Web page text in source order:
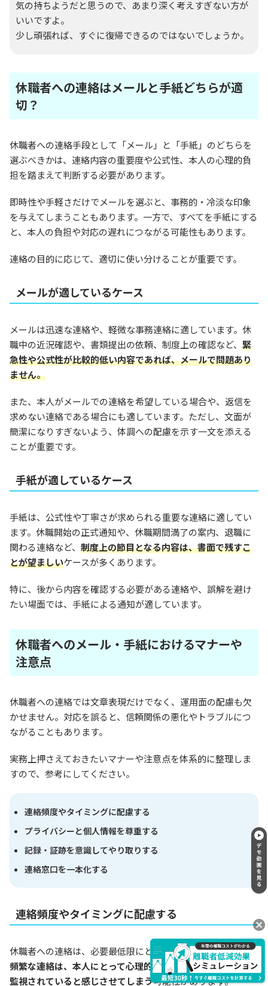
気の持ちようだと思うので、あまり深く考えすぎない方が
いいですよ。
少し頑張れば、すぐに復帰できるのではないでしょうか。
休職者への連絡はメールと手紙どちらが適
切？
休職者への連絡手段として「メール」と「手紙」のどちらを
選ぶべきかは、連絡内容の重要度や公式性、本人の心理的負
担を踏まえて判断する必要があります。
即時性や手軽さだけでメールを選ぶと、事務的・冷淡な印象
を与えてしまうこともあります。一方で、すべてを手紙にする
と、本人の負担や対応の遅れにつながる可能性もあります。
連絡の目的に応じて、適切に使い分けることが重要です。
メールが適しているケース
メールは迅速な連絡や、軽微な事務連絡に適しています。休
職中の近況確認や、書類提出の依頼、制度上の確認など、 緊
急性や公式性が比較的低い内容であれば、メールで問題あり
ません。
また、本人がメールでの連絡を希望している場合や、返信を
求めない連絡である場合にも適しています。ただし、文面が
簡潔になりすぎないよう、体調への配慮を示す一文を添える
ことが重要です。
手紙が適しているケース
手紙は、公式性や丁寧さが求められる重要な連絡に適してい
ます。休職開始の正式通知や、休職期間満了の案内、退職に
関わる連絡など、 制度上の節目となる内容は、書面で残すこ
とが望ましいケースが多くあります。
特に、後から内容を確認する必要がある連絡や、誤解を避け
たい場面では、手紙による通知が適しています。
休職者へのメール・手紙におけるマナーや
注意点
休職者への連絡では文章表現だけでなく、運用面の配慮も欠
かせません。対応を誤ると、信頼関係の悪化やトラブルにつ
ながることもあります。
実務上押さえておきたいマナーや注意点を体系的に整理しま
すので、参考にしてください。
連絡頻度やタイミングに配慮する
プライバシーと個人情報を尊重する
記録・証跡を意識してやり取りする
連絡窓口を一本化する
連絡頻度やタイミングに配慮する
休職者への連絡は、必要最低限にとどめることが基本です。
頻繁な連絡は、本人にとって心理的な負担となり、会社から
監視されていると感じさせてしまう可能性があります。